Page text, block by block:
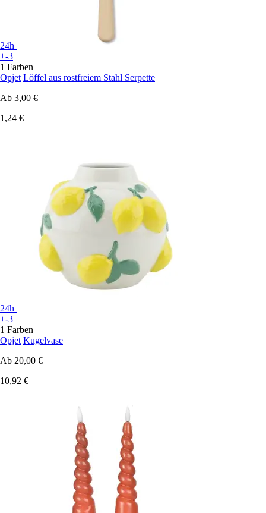
24h
+-3
1 Farben
Opjet Löffel aus rostfreiem Stahl Serpette
Ab 3,00 €
1,24 €
24h
+-3
1 Farben
Opjet Kugelvase
Ab 20,00 €
10,92 €